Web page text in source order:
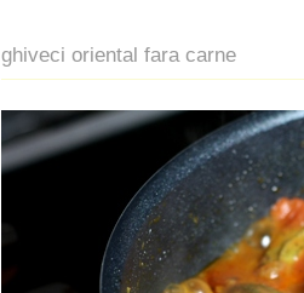
ghiveci oriental fara carne